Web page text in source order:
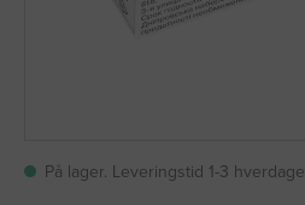
På lager. Leveringstid 1-3 hverdage